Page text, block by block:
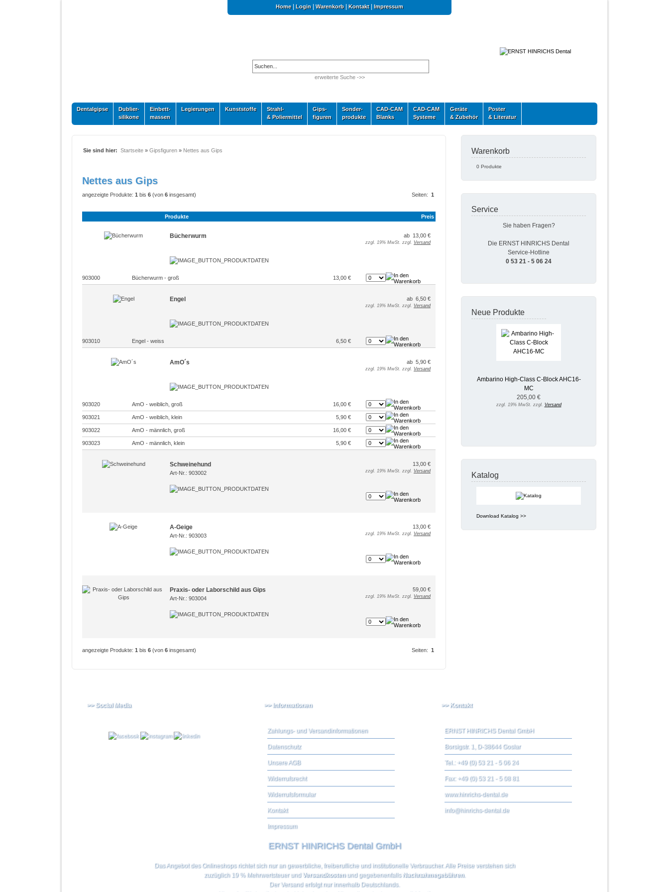
Home| Login Warenkorb| Kontakt| Impressum
erweiterte Suche ->>
Dentalgipse
Dublier-
silikone
Einbett-
massen
Legierungen Kunststoffe
Strahl-
& Poliermittel
Gips-
figuren
Sonder-
produkte
CAD-CAM
Blanks
CAD-CAM
Systeme
Geräte
& Zubehör
Poster
& Literatur
Sie sind hier: Startseite » Gipsfiguren » Nettes aus Gips
Nettes aus Gips
Seiten: 1
angezeigte Produkte: 1 bis 6 (von 6 insgesamt)
Produkte Preis
Bücherwurm ab 13,00 €
zzgl. 19% MwSt. zzgl. Versand
903000 Bücherwurm - groß 13,00 €
Engel ab 6,50 €
zzgl. 19% MwSt. zzgl. Versand
903010 Engel - weiss 6,50 €
AmO´s ab 5,90 €
zzgl. 19% MwSt. zzgl. Versand
903020 AmO - weiblich, groß 16,00 €
903021 AmO - weiblich, klein 5,90 €
903022 AmO - männlich, groß 16,00 €
903023 AmO - männlich, klein 5,90 €
Schweinehund
Art-Nr.: 903002
13,00 €
zzgl. 19% MwSt. zzgl. Versand
A-Geige
Art-Nr.: 903003
13,00 €
zzgl. 19% MwSt. zzgl. Versand
Praxis- oder Laborschild aus Gips
Art-Nr.: 903004
59,00 €
zzgl. 19% MwSt. zzgl. Versand
Seiten: 1
angezeigte Produkte: 1 bis 6 (von 6 insgesamt)
Warenkorb
0 Produkte
Service
Sie haben Fragen?
Die ERNST HINRICHS Dental
Service-Hotline
0 53 21 - 5 06 24
Neue Produkte
Ambarino High-Class C-Block AHC16-
MC
205,00 €
zzgl. 19% MwSt. zzgl. Versand
Katalog
Download Katalog >>
>> Social Media >> Informationen
Zahlungs- und Versandinformationen
Datenschutz
Unsere AGB
Widerrufsrecht
Widerrufsformular
Kontakt
Impressum
>> Kontakt
ERNST HINRICHS Dental GmbH
Borsigstr. 1, D-38644 Goslar
Tel.: +49 (0) 53 21 - 5 06 24
Fax: +49 (0) 53 21 - 5 08 81
www.hinrichs-dental.de
info@hinrichs-dental.de
ERNST HINRICHS Dental GmbH
Das Angebot des Onlineshops richtet sich nur an gewerbliche, freiberufliche und institutionelle Verbraucher. Alle Preise verstehen sich
zuzüglich 19 % Mehrwertsteuer und Versandkostenund gegebenenfalls Nachnahmegebühren.
Der Versand erfolgt nur innerhalb Deutschlands.